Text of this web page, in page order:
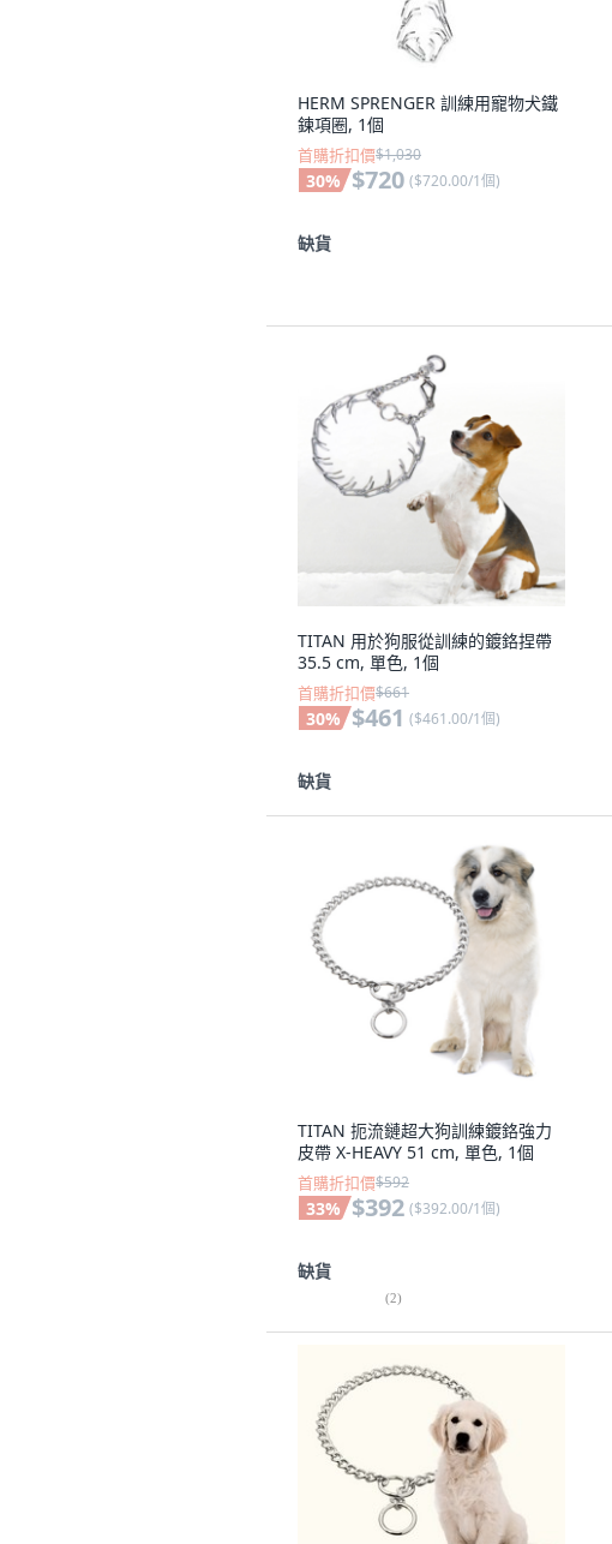
HERM SPRENGER 訓練用寵物犬鐵
鍊項圈, 1個
首購折扣價$1,030
30% $720 ($720.00/1個)
缺貨
TITAN 用於狗服從訓練的鍍鉻捏帶
35.5 cm, 單色, 1個
首購折扣價$661
30% $461 ($461.00/1個)
缺貨
TITAN 扼流鏈超大狗訓練鍍鉻強力
皮帶 X-HEAVY 51 cm, 單色, 1個
首購折扣價$592
33% $392 ($392.00/1個)
缺貨
(2)